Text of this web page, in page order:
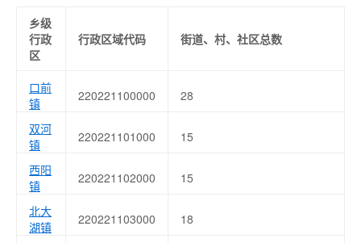
乡级
行政
区
行政区域代码 街道、村、社区总数
口前
镇
220221100000 28
双河
镇
220221101000 15
西阳
镇
220221102000 15
北大
湖镇
220221103000 18